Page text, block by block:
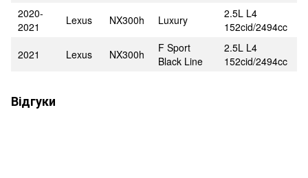
2020-
2021
Lexus NX300h Luxury
2.5L L4
152cid/2494cc
2021
Lexus NX300h
F Sport
Black Line
2.5L L4
152cid/2494cc
Відгуки